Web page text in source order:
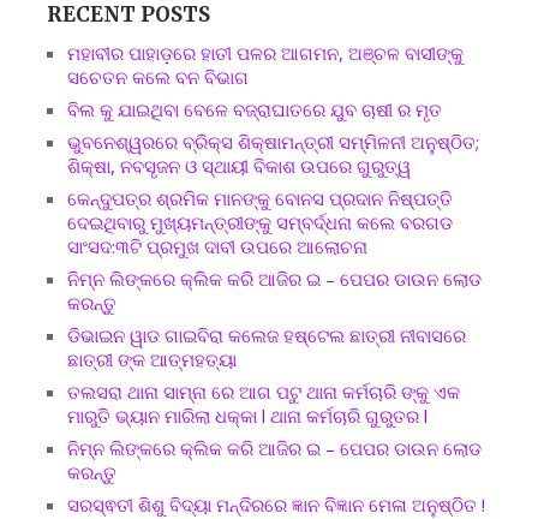
RECENT POSTS
ମହାବୀର ପାହାଡ଼ରେ ହାତୀ ପଳର ଆଗମନ, ଅଞ୍ଚଳ ବାସୀଙ୍କୁ
ସଚେତନ କଲେ ବନ ବିଭାଗ
ବିଲ କୁ ଯାଇଥିବା ବେଳେ ବଜ୍ରାଘାତରେ ଯୁବ ଚାଷୀ ର ମୃତ
ଭୁବନେଶ୍ୱରରେ ବ୍ରିକ୍ସ ଶିକ୍ଷାମନ୍ତ୍ରୀ ସମ୍ମିଳନୀ ଅନୁଷ୍ଠିତ;
ଶିକ୍ଷା, ନବସୃଜନ ଓ ସ୍ଥାୟୀ ବିକାଶ ଉପରେ ଗୁରୁତ୍ୱ
କେନ୍ଦୁପତ୍ର ଶ୍ରମିକ ମାନଙ୍କୁ ବୋନସ ପ୍ରଦାନ ନିଷ୍ପତ୍ତି
ଦେଇଥିବାରୁ ମୁଖ୍ୟମନ୍ତ୍ରୀଙ୍କୁ ସମ୍ବର୍ଦ୍ଧନା କଲେ ବରଗଡ
ସାଂସଦ:୩ଟି ପ୍ରମୁଖ ଦାବୀ ଉପରେ ଆଲୋଚନା
ନିମ୍ନ ଲିଙ୍କରେ କ୍ଲିକ କରି ଆଜିର ଇ – ପେପର ଡାଉନ ଲୋଡ
କରନ୍ତୁ
ଡିଭାଇନ ୱାଡ ଗାଇବିରା କଲେଜ ହଷ୍ଟେଲ ଛାତ୍ରୀ ନୀବାସରେ
ଛାତ୍ରୀ ଙ୍କ ଆତ୍ମହତ୍ୟା
ତଲସରା ଥାନା ସାମ୍ନା ରେ ଆଗ ପଟୁ ଥାନା କର୍ମଚାରି ଙ୍କୁ ଏକ
ମାରୁତି ଭ୍ୟାନ ମାରିଲା ଧକ୍କା l ଥାନା କର୍ମଚାରି ଗୁରୁତର l
ନିମ୍ନ ଲିଙ୍କରେ କ୍ଲିକ କରି ଆଜିର ଇ – ପେପର ଡାଉନ ଲୋଡ
କରନ୍ତୁ
ସରସ୍ଵତୀ ଶିଶୁ ବିଦ୍ୟା ମନ୍ଦିରରେ ଜ୍ଞାନ ବିଜ୍ଞାନ ମେଳା ଅନୁଷ୍ଠିତ !